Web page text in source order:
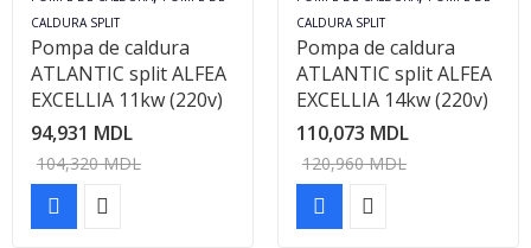
CALDURA SPLIT
Pompa de caldura
ATLANTIC split ALFEA
EXCELLIA 11kw (220v)
94,931 MDL
104,320MDL
CALDURA SPLIT
Pompa de caldura
ATLANTIC split ALFEA
EXCELLIA 14kw (220v)
110,073 MDL
120,960MDL